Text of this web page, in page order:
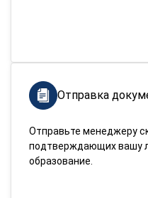
Отправка
Отправьте менеджеру
подтверждающих вашу
образование.